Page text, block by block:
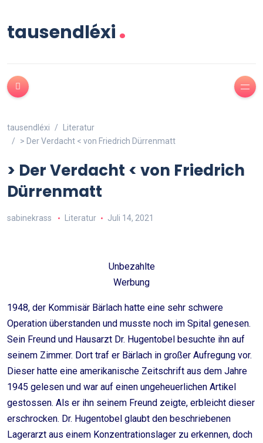
tausendléxi.
tausendléxi
Literatur
> Der Verdacht < von Friedrich Dürrenmatt
> Der Verdacht < von Friedrich
Dürrenmatt
sabinekrass Literatur Juli 14, 2021
Unbezahlte
Werbung
1948, der Kommisär Bärlach hatte eine sehr schwere
Operation überstanden und musste noch im Spital genesen.
Sein Freund und Hausarzt Dr. Hugentobel besuchte ihn auf
seinem Zimmer. Dort traf er Bärlach in großer Aufregung vor.
Dieser hatte eine amerikanische Zeitschrift aus dem Jahre
1945 gelesen und war auf einen ungeheuerlichen Artikel
gestossen. Als er ihn seinem Freund zeigte, erbleicht dieser
erschrocken. Dr. Hugentobel glaubt den beschriebenen
Lagerarzt aus einem Konzentrationslager zu erkennen, doch